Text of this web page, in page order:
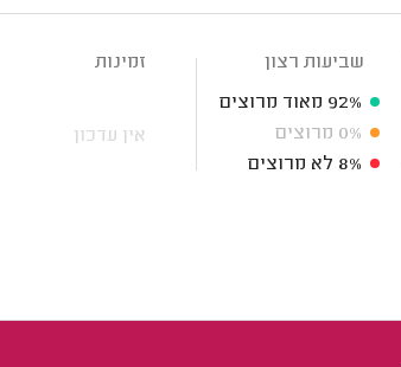
שביעות רצון
92% מאוד מרוצים
0% מרוצים
8% לא מרוצים
זמינות
אין עדכון